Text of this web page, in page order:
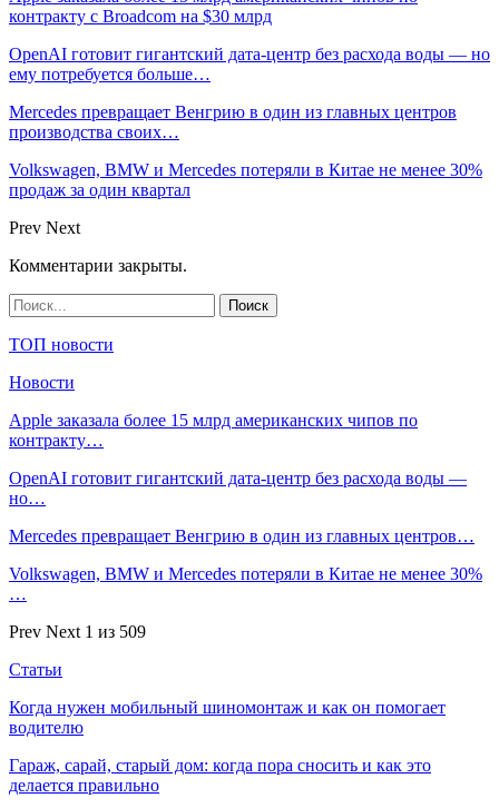
контракту с Broadcom на $30 млрд
OpenAI готовит гигантский дата-центр без расхода воды — но
ему потребуется больше…
Mercedes превращает Венгрию в один из главных центров
производства своих…
Volkswagen, BMW и Mercedes потеряли в Китае не менее 30%
продаж за один квартал
Prev Next
Комментарии закрыты.
ТОП новости
Новости
Apple заказала более 15 млрд американских чипов по
контракту…
OpenAI готовит гигантский дата-центр без расхода воды —
но…
Mercedes превращает Венгрию в один из главных центров…
Volkswagen, BMW и Mercedes потеряли в Китае не менее 30%
…
Prev Next 1 из 509
Статьи
Когда нужен мобильный шиномонтаж и как он помогает
водителю
Гараж, сарай, старый дом: когда пора сносить и как это
делается правильно